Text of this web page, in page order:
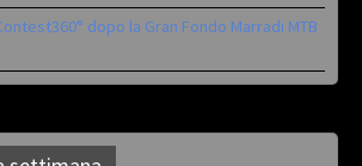
dopo la Gran Fondo Marradi MTB